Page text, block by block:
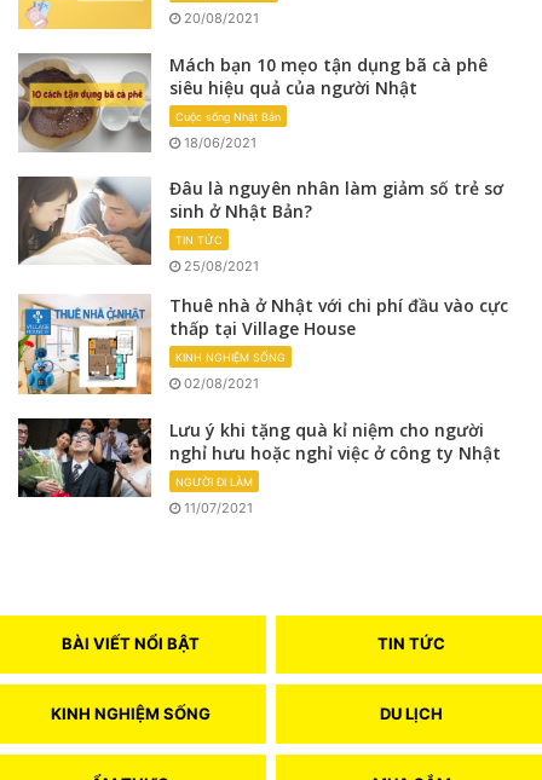
20/08/2021
Mách bạn 10 mẹo tận dụng bã cà phê
siêu hiệu quả của người Nhật
Cuộc sống Nhật Bản
18/06/2021
Đâu là nguyên nhân làm giảm số trẻ sơ
sinh ở Nhật Bản?
TIN TỨC
25/08/2021
Thuê nhà ở Nhật với chi phí đầu vào cực
thấp tại Village House
KINH NGHIỆM SỐNG
02/08/2021
Lưu ý khi tặng quà kỉ niệm cho người
nghỉ hưu hoặc nghỉ việc ở công ty Nhật
NGƯỜI ĐI LÀM
11/07/2021
BÀI VIẾT NỔI BẬT TIN TỨC
KINH NGHIỆM SỐNG DU LỊCH